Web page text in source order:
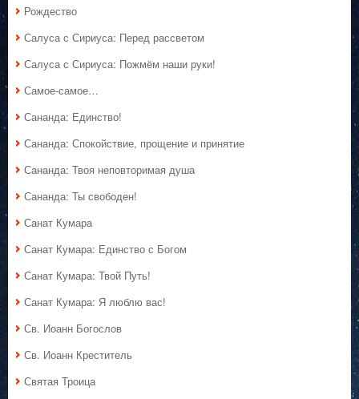
Рождество
Салуса с Сириуса: Перед рассветом
Салуса с Сириуса: Пожмём наши руки!
Самое-самое…
Сананда: Единство!
Сананда: Спокойствие, прощение и принятие
Сананда: Твоя неповторимая душа
Сананда: Ты свободен!
Санат Кумара
Санат Кумара: Единство с Богом
Санат Кумара: Твой Путь!
Санат Кумара: Я люблю вас!
Св. Иоанн Богослов
Св. Иоанн Креститель
Святая Троица